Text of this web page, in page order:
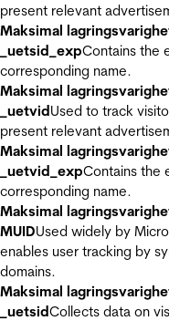
present relevant
Maksimal
_uetsid_expContains the
corresponding name.
Maksimal
_uetvidUsed to track
present relevant
Maksimal
_uetvid_expContains the
corresponding name.
Maksimal
MUIDUsed widely by
enables user tracking by
domains.
Maksimal
_uetsidCollects data on